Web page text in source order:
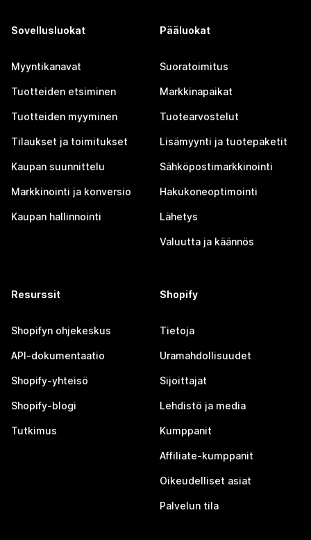
Sovellusluokat
Myyntikanavat
Tuotteiden etsiminen
Tuotteiden myyminen
Tilaukset ja toimitukset
Kaupan suunnittelu
Markkinointi ja konversio
Kaupan hallinnointi
Pääluokat
Suoratoimitus
Markkinapaikat
Tuotearvostelut
Lisämyynti ja tuotepaketit
Sähköpostimarkkinointi
Hakukoneoptimointi
Lähetys
Valuutta ja käännös
Resurssit
Shopifyn ohjekeskus
API-dokumentaatio
Shopify-yhteisö
Shopify-blogi
Tutkimus
Shopify
Tietoja
Uramahdollisuudet
Sijoittajat
Lehdistö ja media
Kumppanit
Affiliate-kumppanit
Oikeudelliset asiat
Palvelun tila